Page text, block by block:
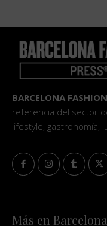
BARCELONA
referencia del sector
lifestyle, gastronomía,
Más en